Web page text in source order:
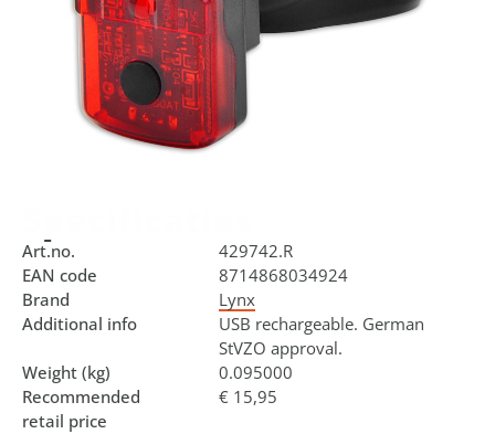
The Easyfix rear light by Lynx is approved by the high
standards of the German StVZO legislation and easy to
mount on the bike. The rear light is easy to charge through
the USB connection with the standard supplied charging
cable. Furthermore, the rear light is visible 240 degrees
and features a low battery warning light. Packaged in a
Art.no.
429742.R
EAN code
8714868034924
Brand
Lynx
Additional info
USB rechargeable. German
StVZO approval.
Weight (kg)
0.095000
Recommended
retail price
€ 15,95